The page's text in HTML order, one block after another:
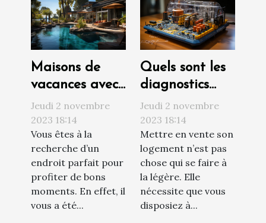
Maisons de
vacances avec
piscine : où
trouvée ?
Jeudi 2 novembre
2023 18:14
Vous êtes à la
recherche d’un
endroit parfait pour
profiter de bons
moments. En effet, il
vous a été...
Quels sont les
diagnostics
techniques à
réaliser avant
de vendre son
appartement ?
Jeudi 2 novembre
2023 18:14
Mettre en vente son
logement n’est pas
chose qui se faire à
la légère. Elle
nécessite que vous
disposiez à...